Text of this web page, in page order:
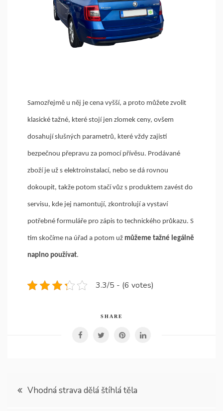
Samozřejmě u něj je cena vyšší, a proto můžete zvolit
klasické tažné, které stojí jen zlomek ceny, ovšem
dosahují slušných parametrů, které vždy zajistí
bezpečnou přepravu za pomocí přívěsu. Prodávané
zboží je už s elektroinstalací, nebo se dá rovnou
dokoupit, takže potom stačí vůz s produktem zavést do
servisu, kde jej namontují, zkontrolují a vystaví
potřebné formuláře pro zápis to technického průkazu. S
tím skočíme na úřad a potom už můžeme tažné legálně
naplno používat.
3.3/5 - (6 votes)
SHARE
Navigace
Vhodná strava dělá štíhlá těla